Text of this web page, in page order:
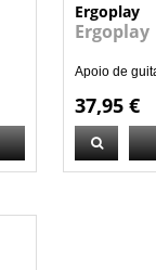
Ergoplay
Ergoplay
Apoio de
37,95 €